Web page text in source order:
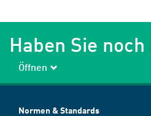
Haben Sie
Öffnen
Normen & Standards